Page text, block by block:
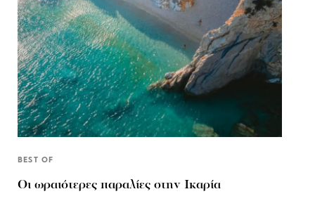
BEST OF
Οι ωραιότερες παραλίες στην Ικαρία